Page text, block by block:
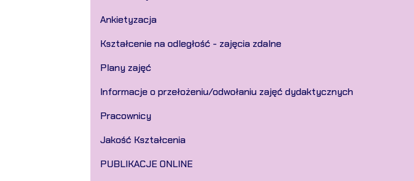
Ankietyzacja
Kształcenie na odległość - zajęcia zdalne
Plany zajęć
Informacje o przełożeniu/odwołaniu zajęć dydaktycznych
Pracownicy
Jakość Kształcenia
PUBLIKACJE ONLINE